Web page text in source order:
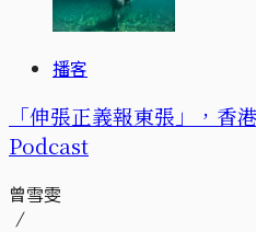
播客
「伸張正義報東張」，香
Podcast
曾雪雯